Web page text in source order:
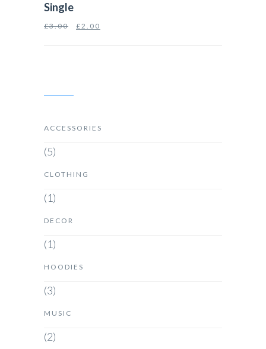
Single
£3.00 £2.00
ACCESSORIES
(5)
CLOTHING
(1)
DECOR
(1)
HOODIES
(3)
MUSIC
(2)